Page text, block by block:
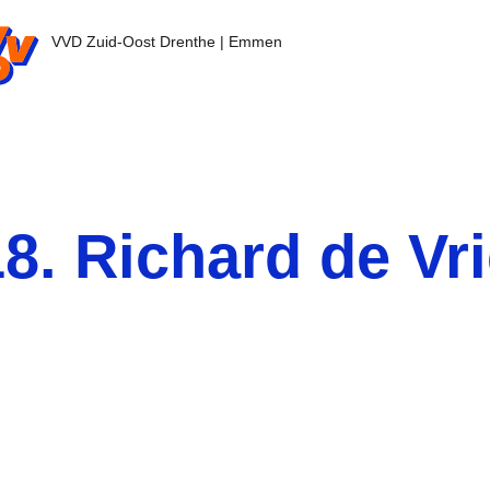
- Ga naar de homepage
VVD Zuid-Oost Drenthe | Emmen
Richard de